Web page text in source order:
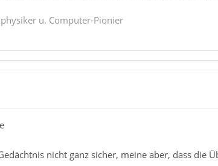
u. Computer-Pionier
nicht ganz sicher, meine aber, dass die